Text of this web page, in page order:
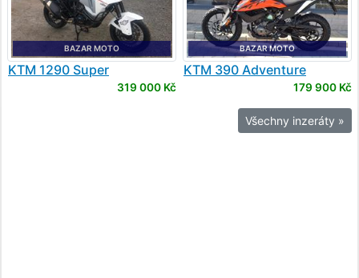
BAZAR MOTO
KTM 1290 Super
319 000 Kč
BAZAR MOTO
KTM 390 Adventure
179 900 Kč
Všechny inzeráty »